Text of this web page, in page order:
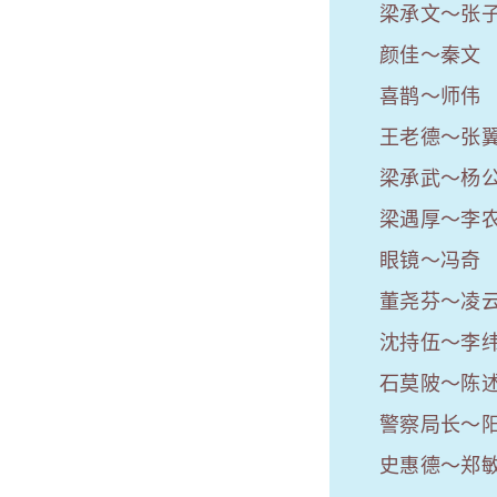
梁承文～张
颜佳～秦文
喜鹊～师伟
王老德～张
梁承武～杨
梁遇厚～李
眼镜～冯奇
董尧芬～凌
沈持伍～李
石莫陂～陈
警察局长～
史惠德～郑